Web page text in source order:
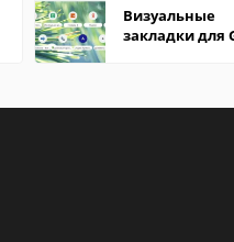
Визуальные
закладки для